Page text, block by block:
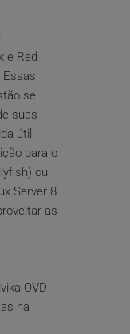
e Red
Essas
se
suas
útil.
para o
ou
Server 8
as
OVD
na